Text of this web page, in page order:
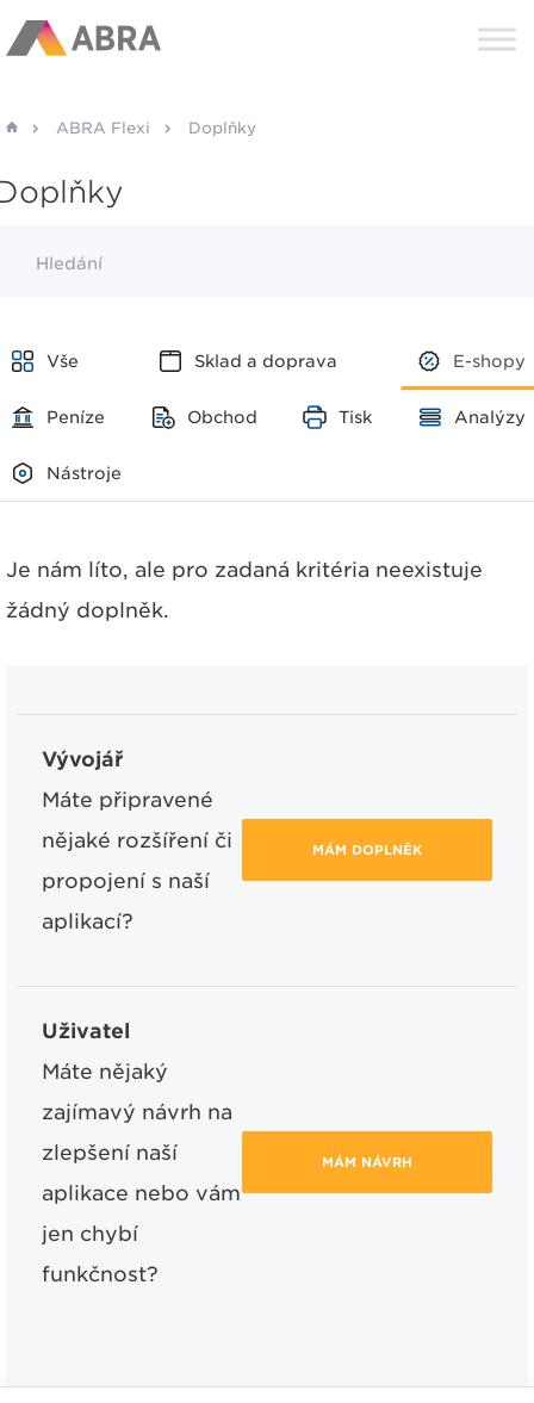
ABRA Flexi Doplňky
Hledání
Vše Sklad a doprava E-shopy
Peníze Obchod Tisk Analýzy
Nástroje
Je nám líto, ale pro zadaná kritéria neexistuje
žádný doplněk.
Vývojář
Máte připravené
nějaké rozšíření či
propojení s naší
aplikací?
MÁM DOPLNĚK
Uživatel
Máte nějaký
zajímavý návrh na
zlepšení naší
aplikace nebo vám
jen chybí
funkčnost?
MÁM NÁVRH